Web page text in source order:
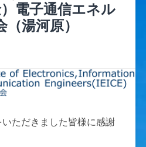
電子通信エネル
湯河原）
ただきました皆様に感謝